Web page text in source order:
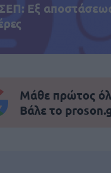
Εξ
Μάθε πρώτος
Βάλε το